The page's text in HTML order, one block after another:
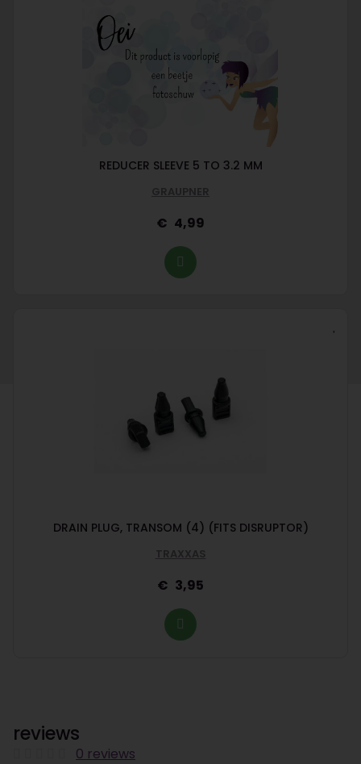
REDUCER SLEEVE 5 TO 3.2 MM
GRAUPNER
4,99
DRAIN PLUG, TRANSOM (4) (FITS DISRUPTOR)
TRAXXAS
3,95
reviews
0 reviews